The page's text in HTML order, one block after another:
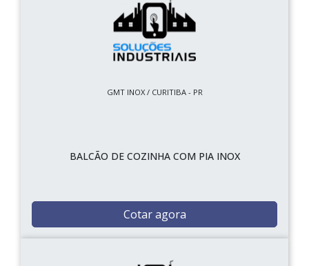
GMT INOX / CURITIBA - PR
BALCÃO DE COZINHA COM PIA INOX
Cotar agora